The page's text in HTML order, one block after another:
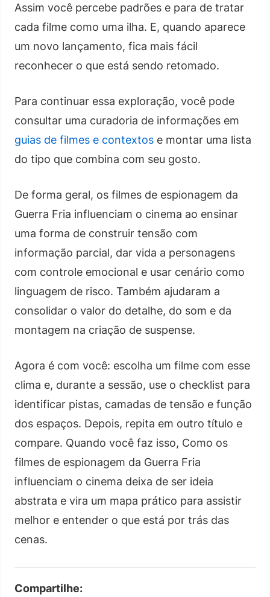
Assim você percebe padrões e para de tratar
cada filme como uma ilha. E, quando aparece
um novo lançamento, fica mais fácil
reconhecer o que está sendo retomado.
Para continuar essa exploração, você pode
consultar uma curadoria de informações em
guias de filmes e contextos e montar uma lista
do tipo que combina com seu gosto.
De forma geral, os filmes de espionagem da
Guerra Fria influenciam o cinema ao ensinar
uma forma de construir tensão com
informação parcial, dar vida a personagens
com controle emocional e usar cenário como
linguagem de risco. Também ajudaram a
consolidar o valor do detalhe, do som e da
montagem na criação de suspense.
Agora é com você: escolha um filme com esse
clima e, durante a sessão, use o checklist para
identificar pistas, camadas de tensão e função
dos espaços. Depois, repita em outro título e
compare. Quando você faz isso, Como os
filmes de espionagem da Guerra Fria
influenciam o cinema deixa de ser ideia
abstrata e vira um mapa prático para assistir
melhor e entender o que está por trás das
cenas.
Compartilhe: